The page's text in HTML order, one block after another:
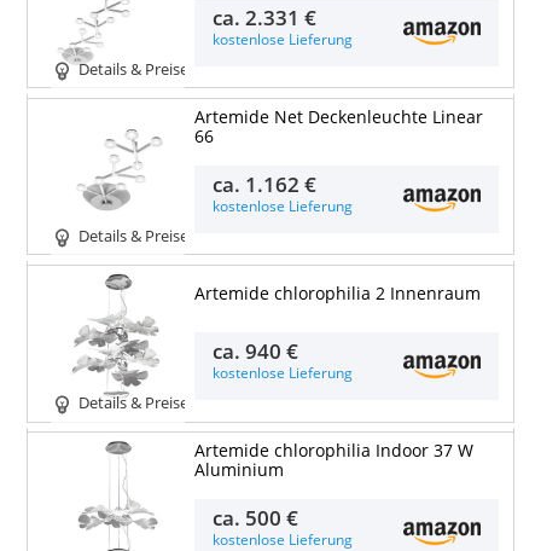
Details & Preise
ca.2.331 €
kostenlose Lieferung
Details & Preise
Artemide Net Deckenleuchte Linear
66
ca. 1.162 €
kostenlose Lieferung
Details & Preise
Artemide chlorophilia 2 Innenraum
ca.940 €
kostenlose Lieferung
Artemide chlorophilia Indoor 37 W
Aluminium
ca. 500 €
kostenlose Lieferung